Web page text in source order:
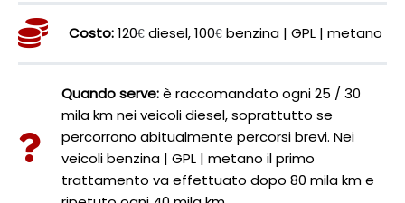
Costo:120€ diesel,100€ benzina | GPL | metano
Quando serve:è raccomandato ogni 25 / 30
mila km nei veicoli diesel, soprattutto se
percorrono abitualmente percorsi brevi. Nei
veicoli benzina | GPL | metano il primo
trattamento va effettuato dopo 80 mila km e